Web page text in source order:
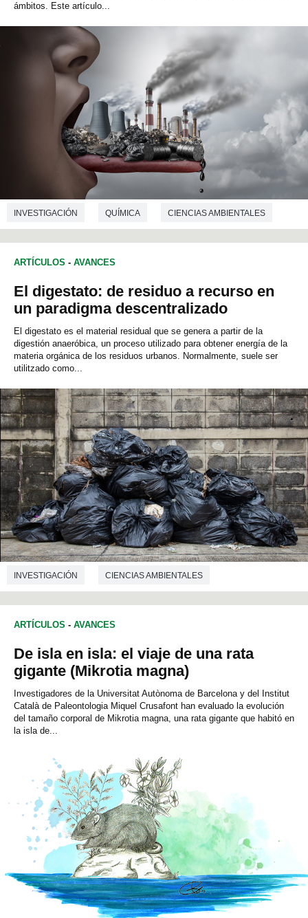
ámbitos. Este artículo...
INVESTIGACIÓN QUÍMICA CIENCIAS AMBIENTALES
ARTÍCULOS - AVANCES
El digestato: de residuo a recurso en
un paradigma descentralizado
El digestato es el material residual que se genera a partir de la
digestión anaeróbica, un proceso utilizado para obtener energía de la
materia orgánica de los residuos urbanos. Normalmente, suele ser
utilitzado como...
INVESTIGACIÓN CIENCIAS AMBIENTALES
MICROBIOLOGÍA BIOTECNOLOGÍA
ARTÍCULOS - AVANCES
De isla en isla: el viaje de una rata
gigante (Mikrotia magna)
Investigadores de la Universitat Autònoma de Barcelona y del Institut
Català de Paleontologia Miquel Crusafont han evaluado la evolución
del tamaño corporal de Mikrotia magna, una rata gigante que habitó en
la isla de...